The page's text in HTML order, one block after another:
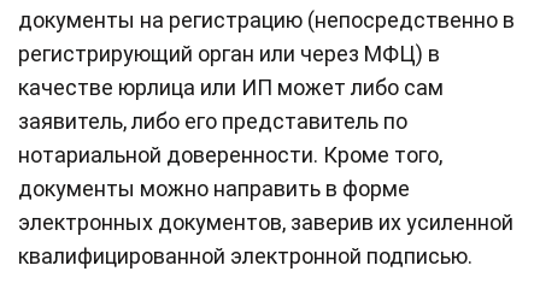
документы на регистрацию (непосредственно в
регистрирующий орган или через МФЦ) в
качестве юрлица или ИП может либо сам
заявитель, либо его представитель по
нотариальной доверенности. Кроме того,
документы можно направить в форме
электронных документов, заверив их усиленной
квалифицированной электронной подписью.